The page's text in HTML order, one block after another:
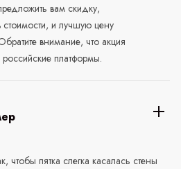
вам скидку,
и лучшую цену
внимание, что акция
российские платформы.
чтобы пятка слегка касалась стены